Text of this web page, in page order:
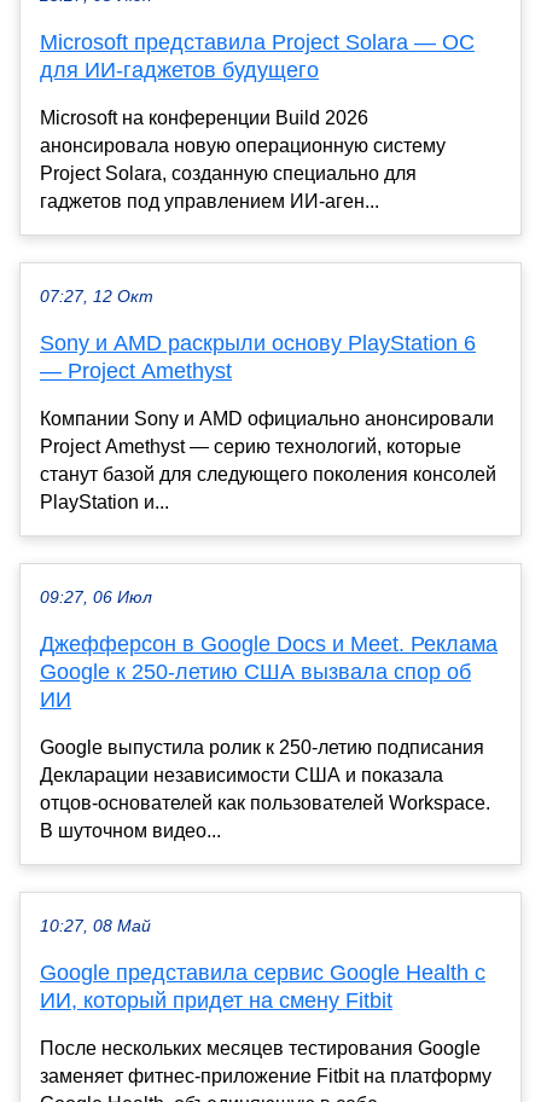
Microsoft представила Project Solara — ОС
для ИИ-гаджетов будущего
Microsoft на конференции Build 2026
анонсировала новую операционную систему
Project Solara, созданную специально для
гаджетов под управлением ИИ-аген...
07:27, 12 Окт
Sony и AMD раскрыли основу PlayStation 6
— Project Amethyst
Компании Sony и AMD официально анонсировали
Project Amethyst — серию технологий, которые
станут базой для следующего поколения консолей
PlayStation и...
09:27, 06 Июл
Джефферсон в Google Docs и Meet. Реклама
Google к 250-летию США вызвала спор об
ИИ
Google выпустила ролик к 250-летию подписания
Декларации независимости США и показала
отцов-основателей как пользователей Workspace.
В шуточном видео...
10:27, 08 Май
Google представила сервис Google Health с
ИИ, который придет на смену Fitbit
После нескольких месяцев тестирования Google
заменяет фитнес-приложение Fitbit на платформу